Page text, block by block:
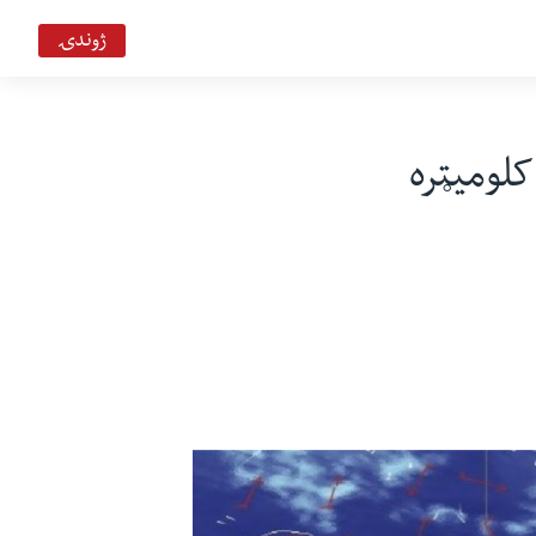
ژوندۍ
جوای" سمندري طوفان د کراچۍ نه 600 کلوميټره